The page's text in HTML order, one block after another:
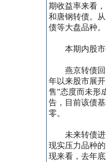
期收益率来看
和唐钢转债。
债等大盘品种。
本期内股市保
燕京转债回售
年以来股市展
售”态度而未形
告，目前该债
零。
未来转债进一
现实压力品种
现来看，去年